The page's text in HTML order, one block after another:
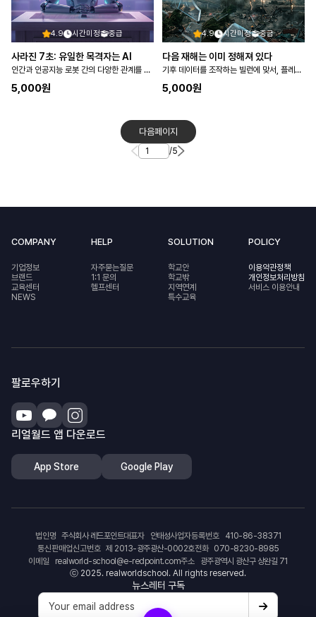
4.9 시간미정 중급
사라진 7초: 유일한 목격자는 AI
인간과 인공지능 로봇 간의 다양한 관계를 파악하고 도덕에 기반을 둔 관계 형성의 필요성을 탐구한다
5,000원
4.9 시간미정 중급
다음 재해는 이미 정해져 있다
기후 데이터를 조작하는 빌런에 맞서, 플레이어가 국가 재해 대응 특별 구조대 ARC의 신입 대원이 되어 계절…
5,000원
다음페이지
/5
COMPANY
기업정보
브랜드
교육센터
NEWS
HELP
자주묻는질문
1:1 문의
헬프센터
SOLUTION
학교안
학교밖
지역연계
특수교육
POLICY
이용약관정책
개인정보처리방침
서비스 이용안내
팔로우하기
리얼월드 앱 다운로드
App Store Google Play
법인명 주식회사 레드포인트대표자 안태성사업자등록번호
410-86-38371
통신판매업신고번호 제 2013-광주광산-0002호전화
070-8230-8985
이메일
realworld-school@e-redpoint.com주소
광주광역시 광산구 상완길 71
ⓒ 2025. realworldschool. All rights reserved.
뉴스레터 구독